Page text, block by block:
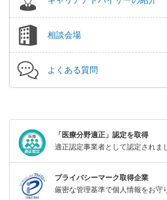
相談会場
よくある質問
「医療分野適正」認定を取得
適正認定事業者として認定されま
プライバシーマーク取得企業
厳密な管理基準で個人情報をお守